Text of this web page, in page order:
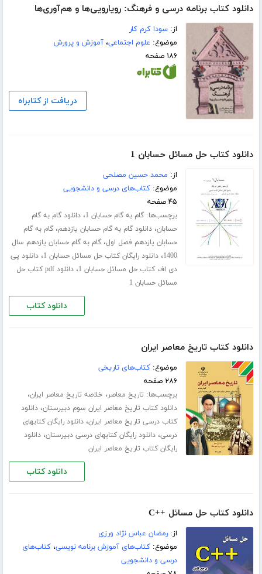
دانلود کتاب برنامه درسی و فرهنگ: رویارویی‌ها و هم‌آوری‌ها
از:سودا کرم کار
موضوع: علوم اجتماعی،آموزش و پرورش
۱۸۶ صفحه
دریافت از کتابراه
دانلود کتاب حل مسائل حسابان 1
از: محمد حسین مصلحی
موضوع:کتاب‌های درسی و دانشجویی
۴۵ صفحه
برچسب‌ها:گام به گام حسابان 1 ،دانلود گام به گام
حسابان،دانلود گام به گام حسابان یازدهم،گام به گام
حسابان یازدهم فصل اول،گام به گام حسابان یازدهم سال
1400،دانلود رایگان کتاب حل مسائل حسابان 1 ،دانلود پی
دی اف کتاب حل مسائل حسابان 1
،
دانلود pdf کتاب حل
مسائل حسابان 1
دانلود کتاب
دانلود کتاب تاریخ معاصر ایران
موضوع:کتاب‌های تاریخی
۲۸۶ صفحه
برچسب‌ها: تاریخ معاصر، خلاصه تاریخ معاصر ایران،
دانلود کتاب تاریخ معاصر ایران سوم دبیرستان،دانلود
کتاب درسی تاریخ معاصر ایران،دانلود رایگان کتابهای
درسی،دانلود رایگان کتابهای درسی دبیرستان،دانلود
رایگان کتاب تاریخ معاصر ایران
دانلود کتاب
دانلود کتاب حل مسائل ++C
از:رمضان عباس نژاد ورزی
موضوع:کتاب‌های آموزش برنامه نویسی،کتاب‌های
درسی و دانشجویی